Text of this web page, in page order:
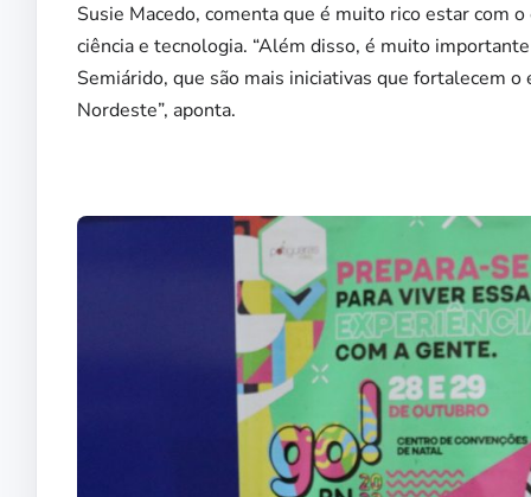
Susie Macedo, comenta que é muito rico estar com
ciência e tecnologia. “Além disso, é muito
Semiárido, que são mais iniciativas que fortalecem
Nordeste”, aponta.